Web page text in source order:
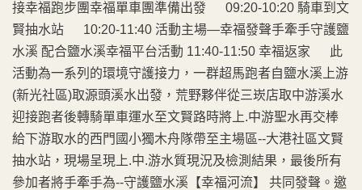
接幸福跑步團幸福單車團準備出發 09:20-10:20 騎車到文
賢抽水站 10:20-11:40 活動主場—幸福發聲手牽手守護鹽
水溪 配合鹽水溪幸福平台活動 11:40-11:50 幸福返家 此
活動為一系列的環境守護接力，一群超馬跑者自鹽水溪上游
(新光社區)取源頭溪水出發，荒野夥伴從三崁店取中游溪水
迎接跑者後轉騎單車運水至文賢路時將上.中游聖水再交棒
給下游取水的西門國小獨木舟隊帶至主場區--大港社區文賢
抽水站，現場呈現上.中.游水質現況及檢測結果，最後所有
參加者將手牽手為--守護鹽水溪【幸福河流】 共同發聲。邀